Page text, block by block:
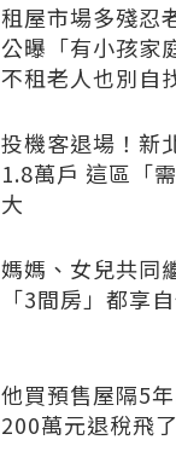
租屋市場多殘忍
公曝「有小孩家
不租老人也別自
投機客退場！新
1.8萬戶 這區「
大
媽媽、女兒共同
「3間房」都享
他買預售屋隔5
200萬元退稅飛了